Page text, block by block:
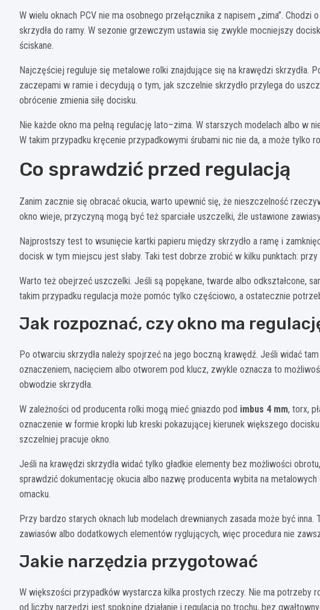
W wielu oknach PCV nie ma osobnego przełącznika z napisem „zima”.
skrzydła do ramy. W sezonie grzewczym ustawia się zwykle mocniejszy
ściskane.
Najczęściej reguluje się metalowe rolki znajdujące się na krawędzi skrzydła.
zaczepami w ramie i decydują o tym, jak szczelnie skrzydło przylega do
obrócenie zmienia siłę docisku.
Nie każde okno ma pełną regulację lato–zima. W starszych modelach albo w
W takim przypadku kręcenie przypadkowymi śrubami nic nie da, a może tylko
Co sprawdzić przed regulacją
Zanim zacznie się obracać okucia, warto upewnić się, że nieszczelność
okno wieje, przyczyną mogą być też sparciałe uszczelki, źle ustawione
Najprostszy test to wsunięcie kartki papieru między skrzydło a ramę i
docisk w tym miejscu jest słaby. Taki test dobrze zrobić w kilku punktach:
Warto też obejrzeć uszczelki. Jeśli są popękane, twarde albo odkształcone,
takim przypadku regulacja może pomóc tylko częściowo, a ostatecznie
Jak rozpoznać, czy okno ma
Po otwarciu skrzydła należy spojrzeć na jego boczną krawędź. Jeśli widać
oznaczeniem, nacięciem albo otworem pod klucz, zwykle oznacza to
obwodzie skrzydła.
W zależności od producenta rolki mogą mieć gniazdo pod imbus 4 mm, torx,
oznaczenie w formie kropki lub kreski pokazującej kierunek większego
szczelniej pracuje okno.
Jeśli na krawędzi skrzydła widać tylko gładkie elementy bez możliwości
sprawdzić dokumentację okucia albo nazwę producenta wybita na
omacku.
Przy bardzo starych oknach lub modelach drewnianych zasada może być
zawiasów albo dodatkowych elementów ryglujących, więc procedura nie
Jakie narzędzia przygotować
W większości przypadków wystarcza kilka prostych rzeczy. Nie ma potrzeby
od liczby narzędzi jest spokojne działanie i regulacja po trochu, bez